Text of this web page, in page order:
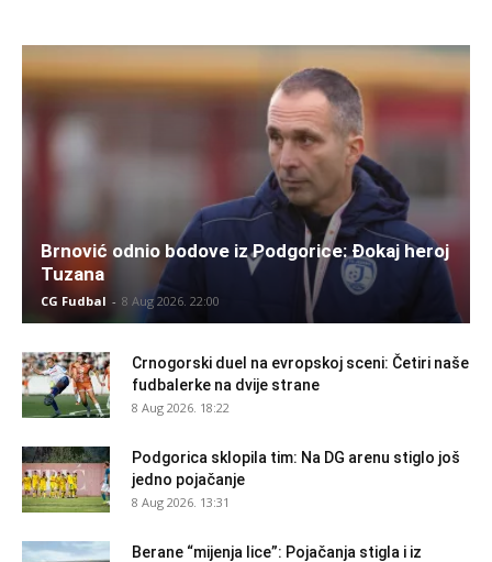
Brnović odnio bodove iz Podgorice: Đokaj heroj
Tuzana
CG Fudbal - 8 Aug 2026. 22:00
Crnogorski duel na evropskoj sceni: Četiri naše
fudbalerke na dvije strane
8 Aug 2026. 18:22
Podgorica sklopila tim: Na DG arenu stiglo još
jedno pojačanje
8 Aug 2026. 13:31
Berane “mijenja lice”: Pojačanja stigla i iz